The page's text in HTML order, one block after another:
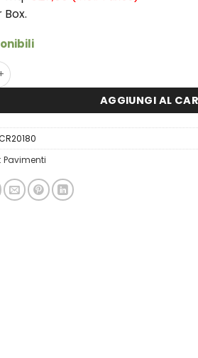
Oak Cream quantità
AGGIUNGI AL
Pavimenti